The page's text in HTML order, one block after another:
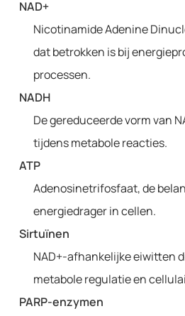
NAD+
Nicotinamide Adenine
dat betrokken is bij
processen.
NADH
De gereduceerde vorm van
tijdens metabole reacties.
ATP
Adenosinetrifosfaat, de
energiedrager in cellen.
Sirtuïnen
NAD+-afhankelijke eiwitten
metabole regulatie en
PARP-enzymen